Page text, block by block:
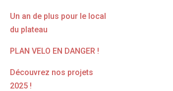
Un an de plus pour le local
du plateau
PLAN VELO EN DANGER !
Découvrez nos projets
2025 !